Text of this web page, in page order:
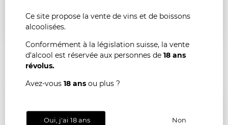
SAINT-EMILION Château La Clotte 1969
- +
Ce site propose la vente de vins et de boissons
alcoolisées.
Conformément à la législation suisse, la vente
d'alcool est réservée aux personnes de 18 ans
révolus.
Avez-vous 18 ans ou plus ?
Oui, j'ai 18 ans Non